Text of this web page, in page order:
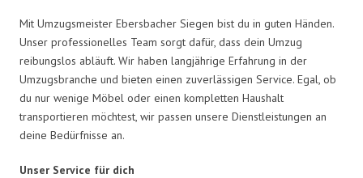
Mit Umzugsmeister Ebersbacher Siegen bist du in guten Händen.
Unser professionelles Team sorgt dafür, dass dein Umzug
reibungslos abläuft. Wir haben langjährige Erfahrung in der
Umzugsbranche und bieten einen zuverlässigen Service. Egal, ob
du nur wenige Möbel oder einen kompletten Haushalt
transportieren möchtest, wir passen unsere Dienstleistungen an
deine Bedürfnisse an.
Unser Service für dich